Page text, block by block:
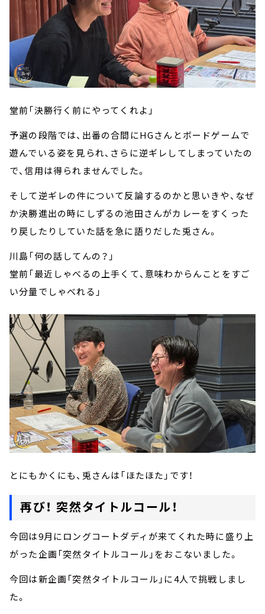
堂前「決勝行く前にやってくれよ」
予選の段階では、出番の合間にHGさんとボードゲームで
遊んでいる姿を見られ、さらに逆ギレしてしまっていたの
で、信用は得られませんでした。
そして逆ギレの件について反論するのかと思いきや、なぜ
か決勝進出の時にしずるの池田さんがカレーをすくった
り戻したりしていた話を急に語りだした兎さん。
川島「何の話してんの？」
堂前「最近しゃべるの上手くて、意味わからんことをすご
い分量でしゃべれる」
とにもかくにも、兎さんは「ほたほた」です！
再び！ 突然タイトルコール！
今回は9月にロングコートダディが来てくれた時に盛り上
がった企画「突然タイトルコール」をおこないました。
今回は新企画「突然タイトルコール」に4人で挑戦しまし
た。